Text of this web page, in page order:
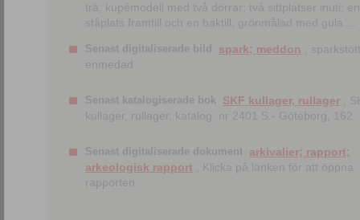
trä; kupémodell med två dörrar; två sittplatser inuti; en
ståplats framtill och en baktill; grönmålad med gula ...
Senast digitaliserade bild spark; meddon ;
enmedad
Senast katalogiserade bok SKF kullager, rullager ;
kullager, rullager, katalog. nr 2401 S.- Göteborg, 162
Senast digitaliserade dokument arkivalier; rapport;
arkeologisk rapport ; Klicka på länken för att öppna
rapporten